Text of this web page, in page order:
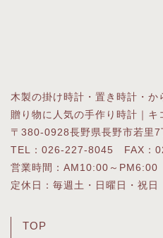
木製の掛け時計・置き時計・か
贈り物に人気の手作り時計｜キ
〒380-0928長野県長野市若里
TEL：026-227-8045 FAX：
営業時間：AM10:00～PM6:00
定休日：毎週土・日曜日・祝日
TOP